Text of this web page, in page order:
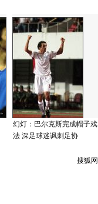
幻灯：巴尔克斯完成帽子戏
法 深足球迷讽刺足协